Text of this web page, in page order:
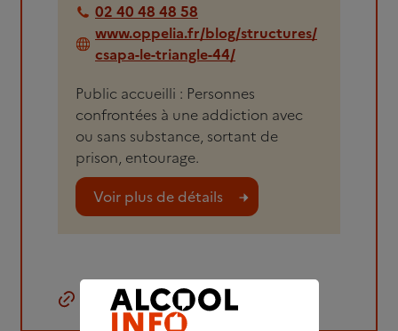
02 40 48 48 58
www.oppelia.fr/blog/structures/
csapa-le-triangle-44/
Public accueilli : Personnes
confrontées à une addiction avec
ou sans substance, sortant de
prison, entourage.
Voir plus de détails
Copier le lien